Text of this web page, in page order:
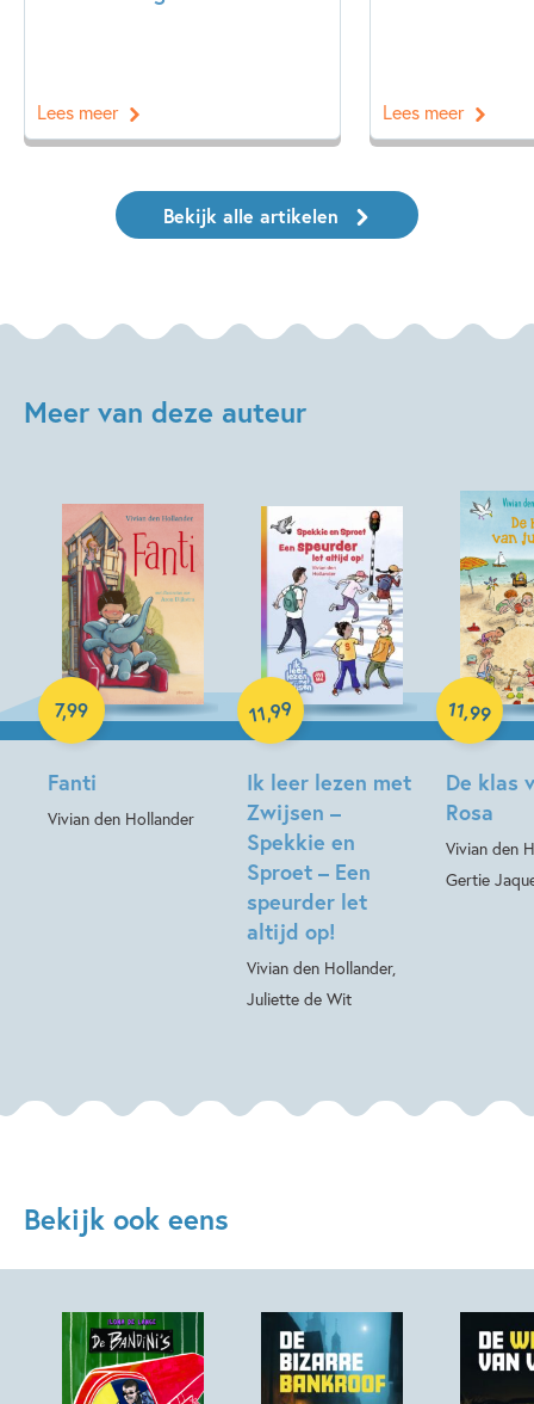
Lees meer Lees meer
Bekijk alle artikelen
Meer van deze auteur
Fanti
Vivian den Hollander
7,99
E-book
Ik leer lezen met
Zwijsen –
Spekkie en
Sproet – Een
speurder let
altijd op!
Vivian den Hollander,
Juliette de Wit
11,99
Hardcover
De klas
Rosa
Vivian den
Gertie
11,99
Hardcover
Bekijk ook eens